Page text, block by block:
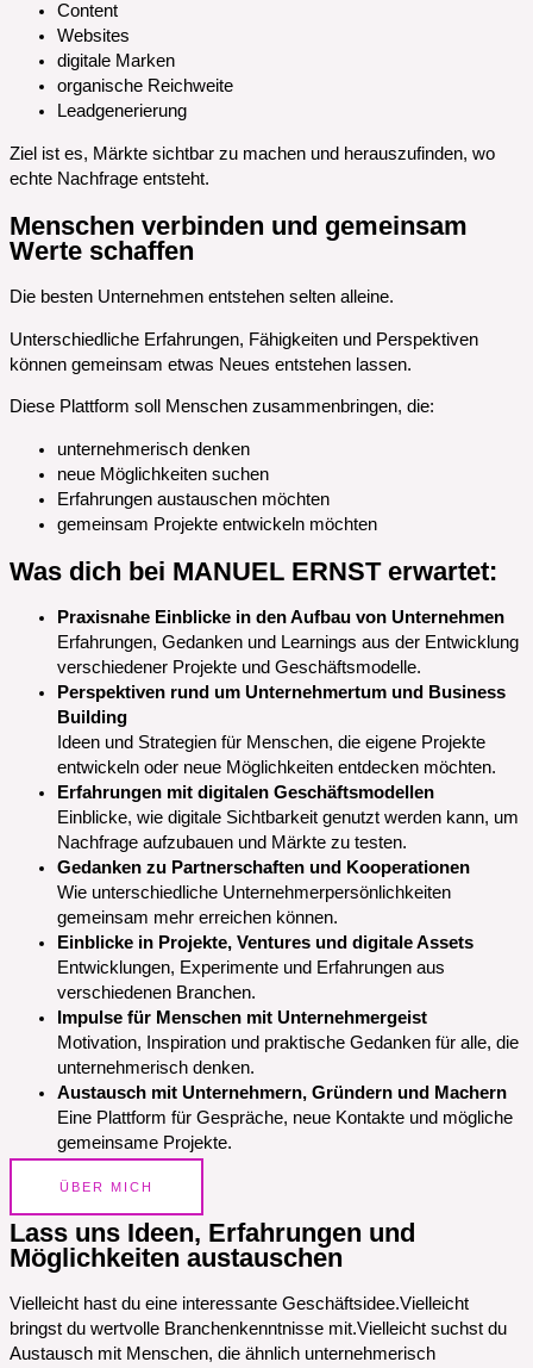
Content
Websites
digitale Marken
organische Reichweite
Leadgenerierung
Ziel ist es, Märkte sichtbar zu machen und herauszufinden, wo
echte Nachfrage entsteht.
Menschen verbinden und gemeinsam
Werte schaffen
Die besten Unternehmen entstehen selten alleine.
Unterschiedliche Erfahrungen, Fähigkeiten und Perspektiven
können gemeinsam etwas Neues entstehen lassen.
Diese Plattform soll Menschen zusammenbringen, die:
unternehmerisch denken
neue Möglichkeiten suchen
Erfahrungen austauschen möchten
gemeinsam Projekte entwickeln möchten
Was dich bei MANUEL ERNST erwartet:
Praxisnahe Einblicke in den Aufbau von Unternehmen
Erfahrungen, Gedanken und Learnings aus der Entwicklung
verschiedener Projekte und Geschäftsmodelle.
Perspektiven rund um Unternehmertum und Business
Building
Ideen und Strategien für Menschen, die eigene Projekte
entwickeln oder neue Möglichkeiten entdecken möchten.
Erfahrungen mit digitalen Geschäftsmodellen
Einblicke, wie digitale Sichtbarkeit genutzt werden kann, um
Nachfrage aufzubauen und Märkte zu testen.
Gedanken zu Partnerschaften und Kooperationen
Wie unterschiedliche Unternehmerpersönlichkeiten
gemeinsam mehr erreichen können.
Einblicke in Projekte, Ventures und digitale Assets
Entwicklungen, Experimente und Erfahrungen aus
verschiedenen Branchen.
Impulse für Menschen mit Unternehmergeist
Motivation, Inspiration und praktische Gedanken für alle, die
unternehmerisch denken.
Austausch mit Unternehmern, Gründern und Machern
Eine Plattform für Gespräche, neue Kontakte und mögliche
gemeinsame Projekte.
ÜBER MICH
Lass uns Ideen, Erfahrungen und
Möglichkeiten austauschen
Vielleicht hast du eine interessante Geschäftsidee.Vielleicht
bringst du wertvolle Branchenkenntnisse mit.Vielleicht suchst du
Austausch mit Menschen, die ähnlich unternehmerisch